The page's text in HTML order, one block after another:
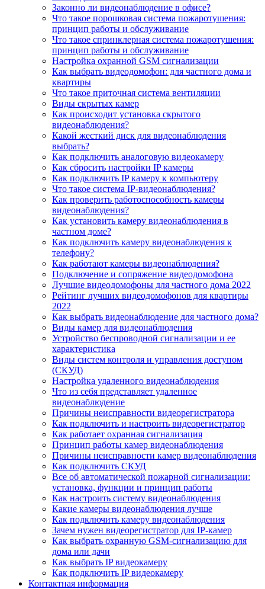
Законно ли видеонаблюдение в офисе?
Что такое порошковая система пожаротушения:
принцип работы и обслуживание
Что такое спринклерная система пожаротушения:
принцип работы и обслуживание
Настройка охранной GSM сигнализации
Как выбрать видеодомофон: для частного дома и
квартиры
Что такое приточная система вентиляции
Виды скрытых камер
Как происходит установка скрытого
видеонаблюдения?
Какой жесткий диск для видеонаблюдения
выбрать?
Как подключить аналоговую видеокамеру
Как сбросить настройки IP камеры
Как подключить IP камеру к компьютеру
Что такое система IP-видеонаблюдения?
Как проверить работоспособность камеры
видеонаблюдения?
Как установить камеру видеонаблюдения в
частном доме?
Как подключить камеру видеонаблюдения к
телефону?
Как работают камеры видеонаблюдения?
Подключение и сопряжение видеодомофона
Лучшие видеодомофоны для частного дома 2022
Рейтинг лучших видеодомофонов для квартиры
2022
Как выбрать видеонаблюдение для частного дома?
Виды камер для видеонаблюдения
Устройство беспроводной сигнализации и ее
характеристика
Виды систем контроля и управления доступом
(СКУД)
Настройка удаленного видеонаблюдения
Что из себя представляет удаленное
видеонаблюдение
Причины неисправности видеорегистратора
Как подключить и настроить видеорегистратор
Как работает охранная сигнализация
Принцип работы камер видеонаблюдения
Причины неисправности камер видеонаблюдения
Как подключить СКУД
Все об автоматической пожарной сигнализации:
установка, функции и принцип работы
Как настроить систему видеонаблюдения
Какие камеры видеонаблюдения лучше
Как подключить камеру видеонаблюдения
Зачем нужен видеорегистратор для IP-камер
Как выбрать охранную GSM-сигнализацию для
дома или дачи
Как выбрать IP видеокамеру
Как подключить IP видеокамеру
Контактная информация